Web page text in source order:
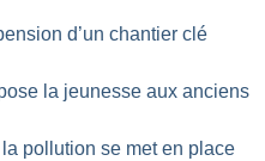
d’un chantier clé
la jeunesse aux anciens
pollution se met en place